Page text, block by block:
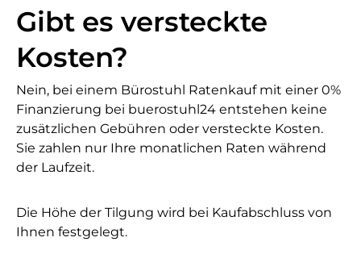
Gibt es versteckte
Kosten?
Nein, bei einem Bürostuhl Ratenkauf mit einer 0%
Finanzierung bei buerostuhl24 entstehen keine
zusätzlichen Gebühren oder versteckte Kosten.
Sie zahlen nur Ihre monatlichen Raten während
der Laufzeit.
Die Höhe der Tilgung wird bei Kaufabschluss von
Ihnen festgelegt.